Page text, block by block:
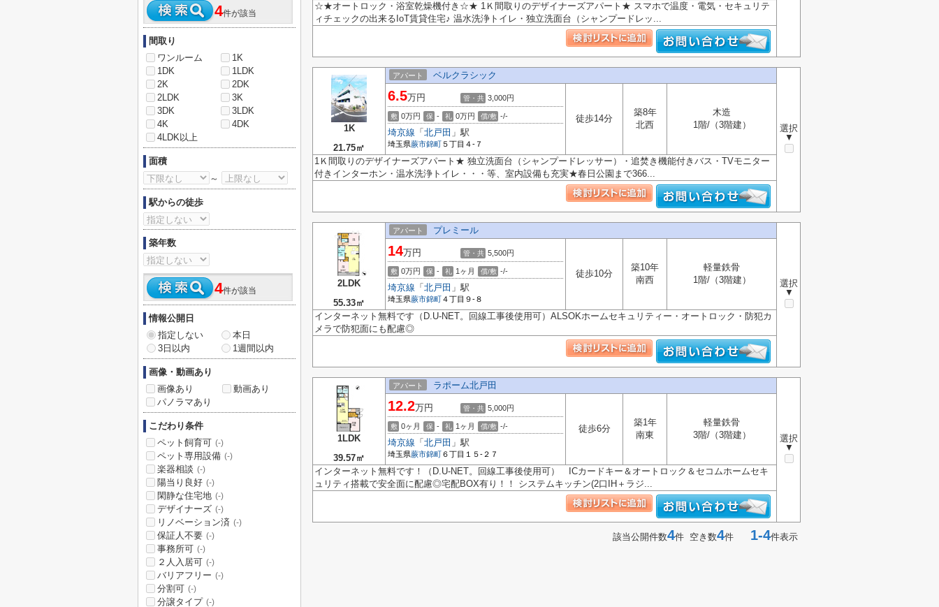
☆★オートロック・浴室乾燥機付き☆★ 1Ｋ間取りのデザイナーズアパート★ スマホで温度・電気・セキュリテ
ィチェックの出来るIoT賃貸住宅♪ 温水洗浄トイレ・独立洗面台（シャンプードレッ...
1K
21.75㎡
アパート ベルクラシック
選択
▼
6.5万円 管・共 3,000円
敷 0万円 保 - 礼 0万円 償/敷 -/-
埼京線 「 北戸田 」駅
埼玉県蕨市錦町 ５丁目４-７
徒歩14分
築8年
北西
木造
1階/（3階建）
1Ｋ間取りのデザイナーズアパート★ 独立洗面台（シャンプードレッサー）・追焚き機能付きバス・TVモニター
付きインターホン・温水洗浄トイレ・・・等、室内設備も充実★春日公園まで366...
2LDK
55.33㎡
アパート プレミール
選択
▼
14万円 管・共 5,500円
敷 0万円 保 - 礼 1ヶ月 償/敷 -/-
埼京線 「 北戸田 」駅
埼玉県蕨市錦町 ４丁目９-８
徒歩10分
築10年
南西
軽量鉄骨
1階/（3階建）
インターネット無料です（D.U-NET。回線工事後使用可）ALSOKホームセキュリティー・オートロック・防犯カ
メラで防犯面にも配慮◎
1LDK
39.57㎡
アパート ラポーム北戸田
選択
▼
12.2万円 管・共 5,000円
敷 0ヶ月 保 - 礼 1ヶ月 償/敷 -/-
埼京線 「 北戸田 」駅
埼玉県蕨市錦町 ６丁目１５-２７
徒歩6分
築1年
南東
軽量鉄骨
3階/（3階建）
インターネット無料です！（D.U-NET。回線工事後使用可） ICカードキー＆オートロック＆セコムホームセキ
ュリティ搭載で安全面に配慮◎宅配BOX有り！！ システムキッチン(2口IH＋ラジ...
該当公開件数4件 空き数4件 1-4件表示
4件が該当
間取り
ワンルーム
1K
1DK
1LDK
2K
2DK
2LDK
3K
3DK
3LDK
4K
4DK
4LDK以上
面積
～
駅からの徒歩
築年数
4件が該当
情報公開日
指定しない
本日
3日以内
1週間以内
画像・動画あり
画像あり
動画あり
パノラマあり
こだわり条件
ペット飼育可 (-)
ペット専用設備 (-)
楽器相談 (-)
陽当り良好 (-)
閑静な住宅地 (-)
デザイナーズ (-)
リノベーション済 (-)
保証人不要 (-)
事務所可 (-)
２人入居可 (-)
バリアフリー (-)
分割可 (-)
分譲タイプ (-)